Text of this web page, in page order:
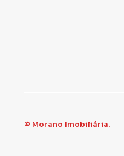
© Morano Imobiliária.